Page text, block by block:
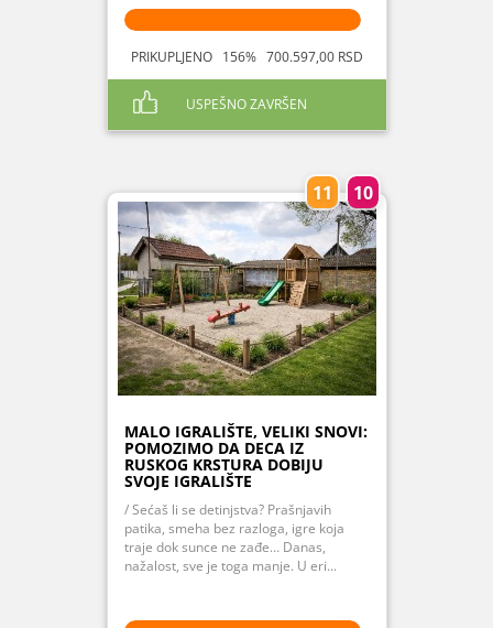
PRIKUPLJENO 156% 700.597,00 RSD
USPEŠNO ZAVRŠEN
11 10
MALO IGRALIŠTE, VELIKI SNOVI:
POMOZIMO DA DECA IZ
RUSKOG KRSTURA DOBIJU
SVOJE IGRALIŠTE
/ Sećaš li se detinjstva? Prašnjavih
patika, smeha bez razloga, igre koja
traje dok sunce ne zađe… Danas,
nažalost, sve je toga manje. U eri...